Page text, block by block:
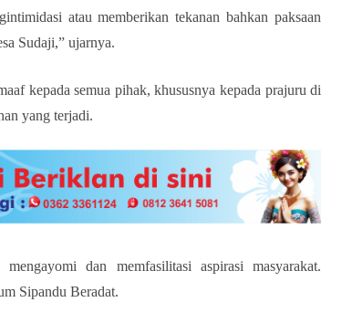
atau memberikan tekanan bahkan paksaan
Sudaji,” ujarnya.
kepada semua pihak, khususnya kepada prajuru di
yang terjadi.
dan memfasilitasi aspirasi masyarakat.
Sipandu Beradat.